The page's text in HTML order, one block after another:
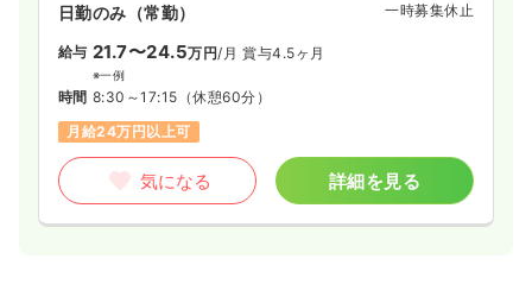
日勤のみ（常勤） 一時募集休止
給与 21.7〜24.5万円/月 賞与4.5ヶ月
※一例
時間 8:30～17:15 （休憩60分）
月給24万円以上可
気になる 詳細を見る